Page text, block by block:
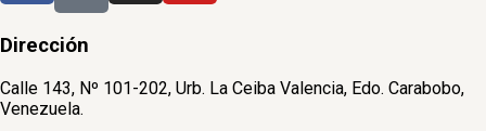
Dirección
Calle 143, Nº 101-202, Urb. La Ceiba Valencia, Edo. Carabobo,
Venezuela.